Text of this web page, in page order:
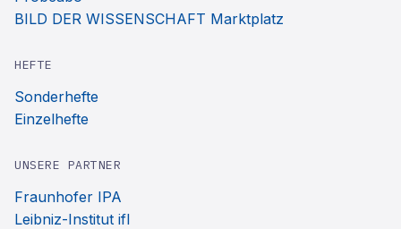
BILD DER WISSENSCHAFT Marktplatz
HEFTE
Sonderhefte
Einzelhefte
UNSERE PARTNER
Fraunhofer IPA
Leibniz-Institut ifl